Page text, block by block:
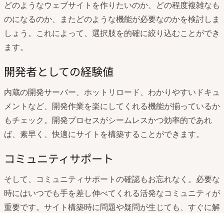
どのようなウェブサイトを作りたいのか、どの程度複雑なも
のになるのか、またどのような機能が必要なのかを検討しま
しょう。これによって、選択肢を的確に絞り込むことができ
ます。
開発者としての経験値
内蔵の開発サーバー、ホットリロード、わかりやすいドキュ
メントなど、開発作業を楽にしてくれる機能が揃っているか
もチェック。開発プロセスがシームレスかつ効率的であれ
ば、素早く、快適にサイトを構築することができます。
コミュニティサポート
そして、コミュニティサポートの確認もお忘れなく。必要な
時にはいつでも手を差し伸べてくれる活発なコミュニティが
重要です。サイト構築時に問題や疑問が生じても、すぐに解